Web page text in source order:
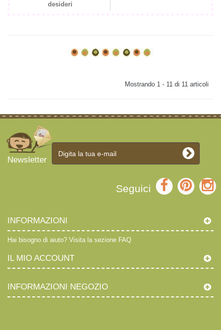
desideri
Mostrando 1 - 11 di 11 articoli
Newsletter
Seguici
INFORMAZIONI
Hai bisogno di aiuto? Visita la sezione FAQ
IL MIO ACCOUNT
INFORMAZIONI NEGOZIO